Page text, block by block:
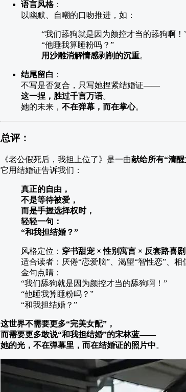
语言风格：
以幽默、自嘲的口吻推进，如：
“我们舔狗就是因为颜控才当的舔狗啊！
“他睡我算睡粉吗？”
用沙雕消解情感剥削的沉重。
结尾留白 ：
不写是否复合，只写她捏紧结婚证——
这一捏，胜过千言万语。
她的未来， 不在弹幕，而在掌心。
总评：
《老公假死后，我担上位了》是一曲献给所有“清
它用结婚证告诉我们：
真正的自由，
不是等待被爱，
而是手握选择权时，
轻轻一句：
“和我担结婚？”
风格定位： 穿书甜宠 × 性别寓言 × 反套路喜剧
适合读者：厌倦“恋爱脑”、渴望“智性恋”、相
金句点睛：
“我们舔狗就是因为颜控才当的舔狗啊！”
“他睡我算睡粉吗？”
“和我担结婚？”
这世界不需要更多“完美女配”，
而需要更多敢说“和我担结婚”的宋林蓝——
她的光，不在弹幕里，而在结婚证的照片中。